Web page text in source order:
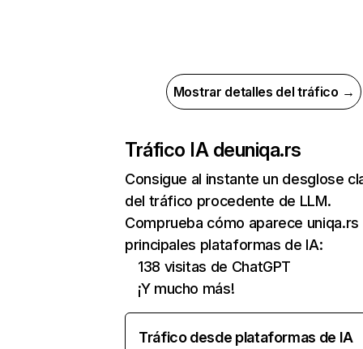
Mostrar detalles del tráfico →
Tráfico IA deuniqa.rs
Consigue al instante un desglose
del tráfico procedente de LLM.
Comprueba cómo aparece uniqa.rs
principales plataformas de IA:
138 visitas de ChatGPT
¡Y mucho más!
Tráfico desde plataformas de IA